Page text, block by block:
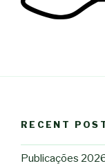
RECENT
Publicações